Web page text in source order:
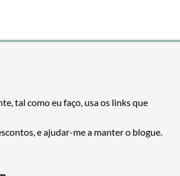
tal como eu faço, usa os links que
e ajudar-me a manter o blogue.